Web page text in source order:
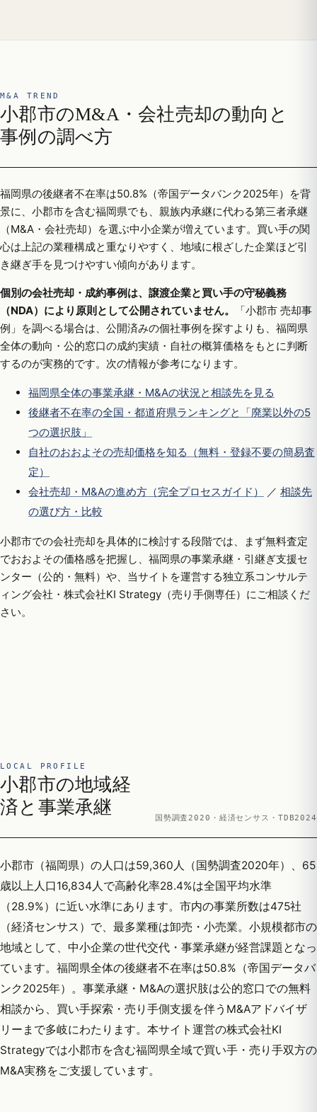
M&A TREND
小郡市のM&A・会社売却の動向と
事例の調べ方
福岡県の後継者不在率は50.8%（帝国データバンク2025年）を背
景に、小郡市を含む福岡県でも、親族内承継に代わる第三者承継
（M&A・会社売却）を選ぶ中小企業が増えています。買い手の関
心は上記の業種構成と重なりやすく、地域に根ざした企業ほど引
き継ぎ手を見つけやすい傾向があります。
個別の会社売却・成約事例は、譲渡企業と買い手の守秘義務
（NDA）により原則として公開されていません。
「小郡市 売却事
例」を調べる場合は、公開済みの個社事例を探すよりも、福岡県
全体の動向・公的窓口の成約実績・自社の概算価格をもとに判断
するのが実務的です。次の情報が参考になります。
福岡県全体の事業承継・M&Aの状況と相談先を見る
後継者不在率の全国・都道府県ランキングと「廃業以外の5
つの選択肢」
自社のおおよその売却価格を知る（無料・登録不要の簡易査
定）
会社売却・M&Aの進め方（完全プロセスガイド）
／ 相談先
の選び方・比較
小郡市での会社売却を具体的に検討する段階では、まず無料査定
でおおよその価格感を把握し、福岡県の事業承継・引継ぎ支援セ
ンター（公的・無料）や、当サイトを運営する独立系コンサルテ
ィング会社・株式会社KI Strategy（売り手側専任）にご相談くだ
さい。
LOCAL PROFILE
小郡市の地域経
済と事業承継
国勢調査2020・経済センサス・TDB2024
小郡市（福岡県）の人口は59,360人（国勢調査2020年）、65
歳以上人口16,834人で高齢化率28.4%は全国平均水準
（28.9%）に近い水準にあります。市内の事業所数は475社
（経済センサス）で、最多業種は卸売・小売業。小規模都市の
地域として、中小企業の世代交代・事業承継が経営課題となっ
ています。福岡県全体の後継者不在率は50.8%（帝国データバ
ンク2025年）。事業承継・M&Aの選択肢は公的窓口での無料
相談から、買い手探索・売り手側支援を伴うM&Aアドバイザ
リーまで多岐にわたります。本サイト運営の株式会社KI
Strategyでは小郡市を含む福岡県全域で買い手・売り手双方の
M&A実務をご支援しています。